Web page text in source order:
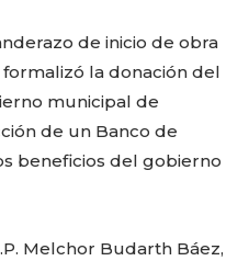
de inicio de obra
la donación del
municipal de
de un Banco de
beneficios del gobierno
Melchor Budarth Báez,